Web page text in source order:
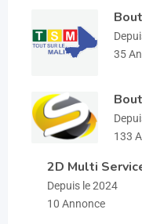
35
133
2D Multi
Depuis le 2024
10 Annonce